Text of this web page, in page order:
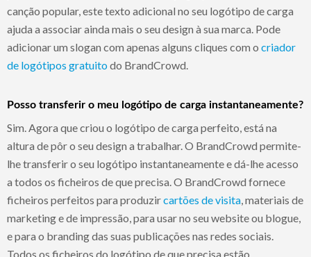
canção popular, este texto adicional no seu logótipo de carga
ajuda a associar ainda mais o seu design à sua marca. Pode
adicionar um slogan com apenas alguns cliques com o criador
de logótipos gratuitodo BrandCrowd.
Posso transferir o meu logótipo de carga instantaneamente?
Sim. Agora que criou o logótipo de carga perfeito, está na
altura de pôr o seu design a trabalhar. O BrandCrowd permite-
lhe transferir o seu logótipo instantaneamente e dá-lhe acesso
a todos os ficheiros de que precisa. O BrandCrowd fornece
ficheiros perfeitos para produzircartões de visita , materiais de
marketing e de impressão, para usar no seu website ou blogue,
e para o branding das suas publicações nas redes sociais.
Todos os ficheiros do logótipo de que precisa estão